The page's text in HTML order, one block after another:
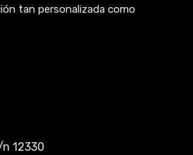
tan personalizada como
12330